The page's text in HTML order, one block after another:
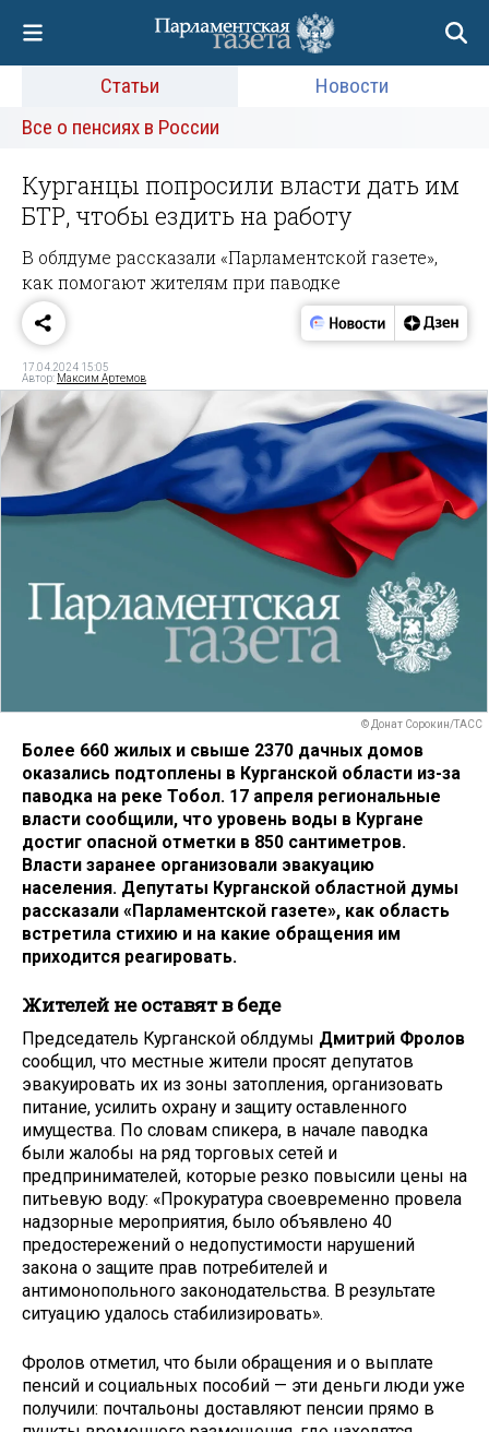
Статьи
Новости
Все о пенсиях в России
Курганцы попросили власти дать им
БТР, чтобы ездить на работу
В облдуме рассказали «Парламентской газете»,
как помогают жителям при паводке
17.04.2024 15:05
Автор: Максим Артемов
© Донат Сорокин/ТАСС
Более 660 жилых и свыше 2370 дачных домов
оказались подтоплены в Курганской области из-за
паводка на реке Тобол. 17 апреля региональные
власти сообщили, что уровень воды в Кургане
достиг опасной отметки в 850 сантиметров.
Власти заранее организовали эвакуацию
населения. Депутаты Курганской областной думы
рассказали «Парламентской газете», как область
встретила стихию и на какие обращения им
приходится реагировать.
Жителей не оставят в беде
Председатель Курганской облдумы Дмитрий Фролов
сообщил, что местные жители просят депутатов
эвакуировать их из зоны затопления, организовать
питание, усилить охрану и защиту оставленного
имущества. По словам спикера, в начале паводка
были жалобы на ряд торговых сетей и
предпринимателей, которые резко повысили цены на
питьевую воду: «Прокуратура своевременно провела
надзорные мероприятия, было объявлено 40
предостережений о недопустимости нарушений
закона о защите прав потребителей и
антимонопольного законодательства. В результате
ситуацию удалось стабилизировать».
Фролов отметил, что были обращения и о выплате
пенсий и социальных пособий — эти деньги люди уже
получили: почтальоны доставляют пенсии прямо в